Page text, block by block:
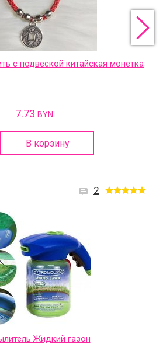
с подвеской китайская монетка
7.73 BYN
В корзину
2
Жидкий газон